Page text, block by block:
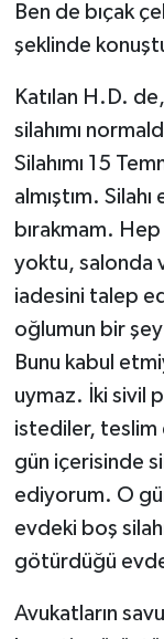
Ben de bıçak
şeklinde
Katılan H.D.
silahımı
Silahımı 15
almıştım.
bırakmam.
yoktu, salonda
iadesini talep
oğlumun bir
Bunu kabul
uymaz. İki sivil
istediler,
gün içerisinde
ediyorum. O
evdeki boş
götürdüğü
Avukatların